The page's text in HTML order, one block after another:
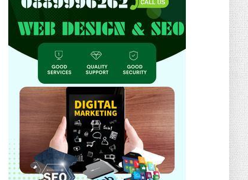
✨ Подарък с Душа: Магията на
Персонализираните Ключодържател...
November 23, 2025